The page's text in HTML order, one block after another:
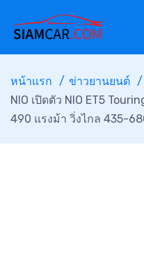
หน้าแรก ข่าวยานยนต์
NIO เปิดตัว NIO ET5
490 แรงม้า วิ่งไกล 435-